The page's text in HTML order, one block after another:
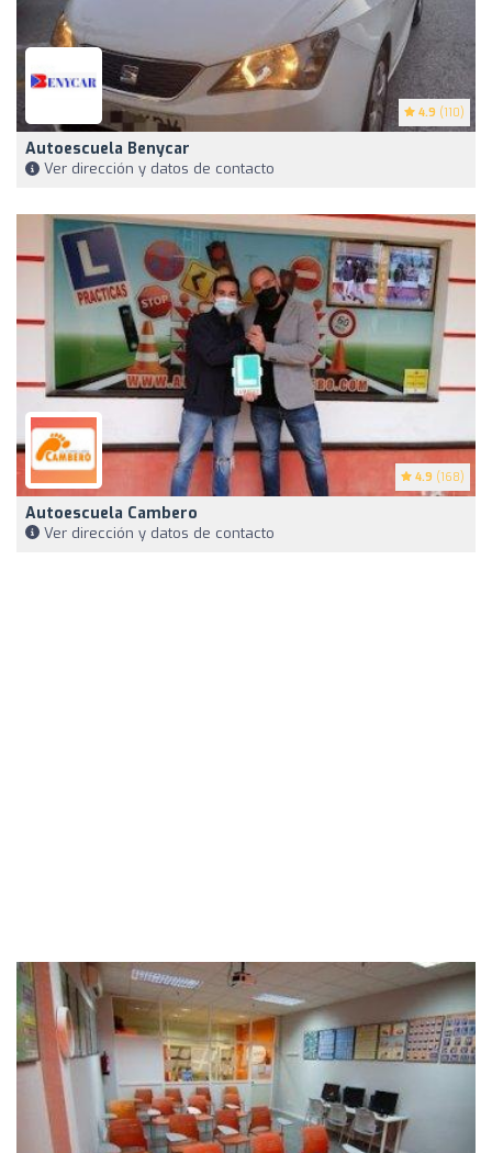
4.9 (110)
Autoescuela Benycar
Ver dirección y datos de contacto
4.9 (168)
Autoescuela Cambero
Ver dirección y datos de contacto